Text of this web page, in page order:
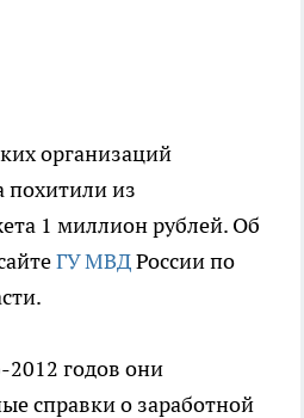
организаций
похитили из
1 миллион рублей. Об
ГУ МВДРоссии по
годов они
справки о заработной